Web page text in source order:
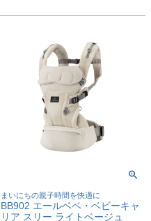
まいにちの親子時間を快適に
BB902 エールベベ・ベビーキャ
リア スリー ライトベージュ